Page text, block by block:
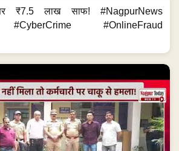
₹7.5 लाख साफ! #NagpurNews
#CyberCrime #OnlineFraud